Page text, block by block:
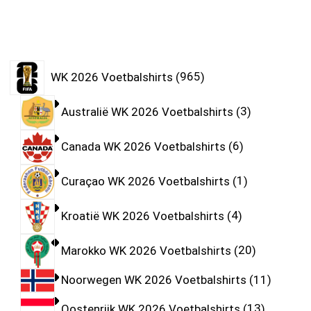
WK 2026 Voetbalshirts 965
Australië WK 2026 Voetbalshirts 3
Canada WK 2026 Voetbalshirts 6
Curaçao WK 2026 Voetbalshirts 1
Kroatië WK 2026 Voetbalshirts 4
Marokko WK 2026 Voetbalshirts 20
Noorwegen WK 2026 Voetbalshirts 11